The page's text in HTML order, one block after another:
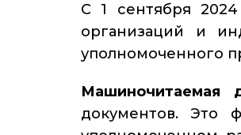
С 1 сентября
организаций и
уполномоченного
Машиночитаемая
документов. Это